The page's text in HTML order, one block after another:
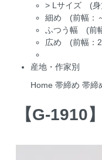
> Lサイズ (身
細め (前幅：
ふつう幅 (前
広め (前幅：
産地・作家別
Home 帯締め 帯締
【G-1910